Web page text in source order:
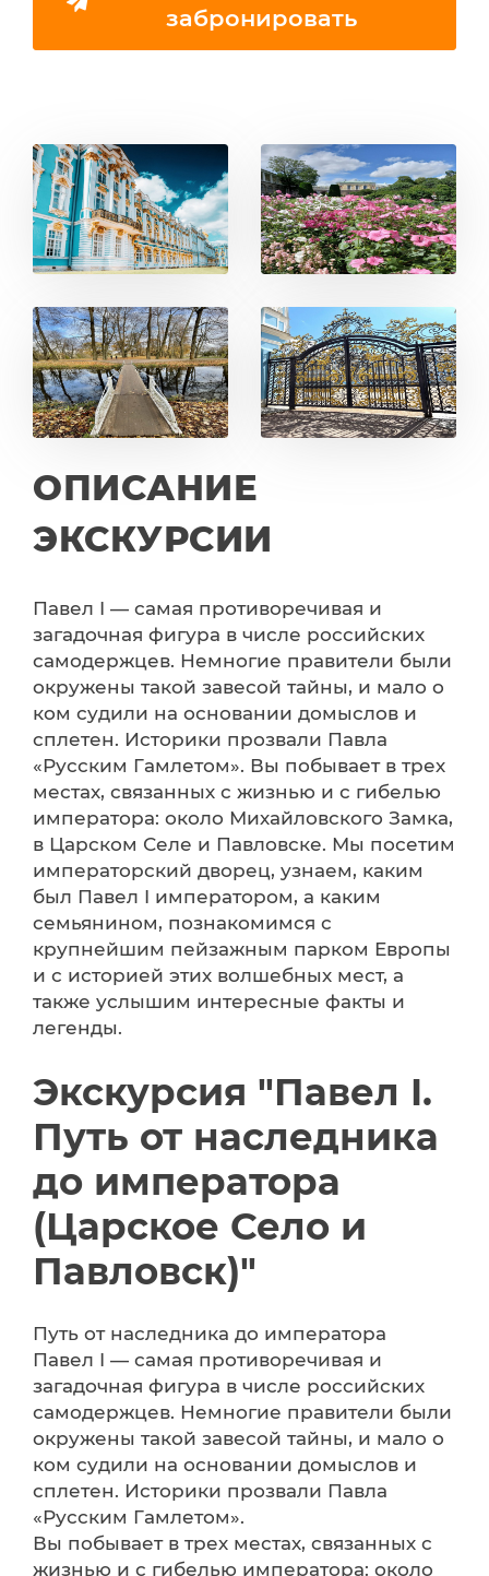
забронировать
ОПИСАНИЕ
ЭКСКУРСИИ
Павел I — самая противоречивая и
загадочная фигура в числе российских
самодержцев. Немногие правители были
окружены такой завесой тайны, и мало о
ком судили на основании домыслов и
сплетен. Историки прозвали Павла
«Русским Гамлетом». Вы побывает в трех
местах, связанных с жизнью и с гибелью
императора: около Михайловского Замка,
в Царском Селе и Павловске. Мы посетим
императорский дворец, узнаем, каким
был Павел I императором, а каким
семьянином, познакомимся с
крупнейшим пейзажным парком Европы
и с историей этих волшебных мест, а
также услышим интересные факты и
легенды.
Экскурсия "Павел I.
Путь от наследника
до императора
(Царское Село и
Павловск)"
Путь от наследника до императора
Павел I — самая противоречивая и
загадочная фигура в числе российских
самодержцев. Немногие правители были
окружены такой завесой тайны, и мало о
ком судили на основании домыслов и
сплетен. Историки прозвали Павла
«Русским Гамлетом».
Вы побывает в трех местах, связанных с
жизнью и с гибелью императора: около